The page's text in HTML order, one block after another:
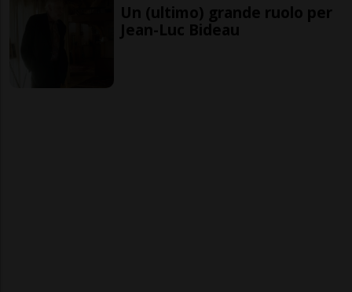
Un (ultimo) grande ruolo per
Jean-Luc Bideau